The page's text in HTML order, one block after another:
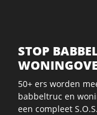
STOP
50+ ers worden
babbeltruc en
een compleet